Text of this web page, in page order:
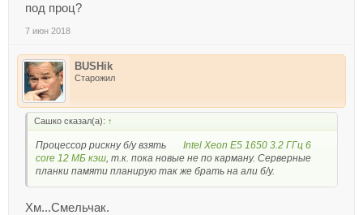
под проц?
7 июн 2018
BUSHik
Старожил
Сашко сказал(а): ↑
Процессор рискну б/у взять
Intel Xeon E5 1650 3.2 ГГц 6
core 12 МБ кэш, т.к. пока новые не по карману. Серверные
планки памяти планирую так же брать на али б/у.
Хм...Смельчак.